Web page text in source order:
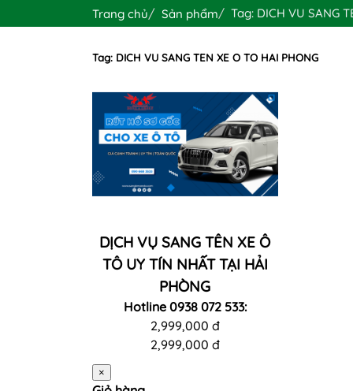
Trang chủ Sản phẩm Tag: DICH VU SANG
Tag: DICH VU SANG TEN XE O TO HAI PHONG
DỊCH VỤ SANG TÊN XE Ô
TÔ UY TÍN NHẤT TẠI HẢI
PHÒNG
Hotline 0938 072 533:
2,999,000 đ
2,999,000 đ
×